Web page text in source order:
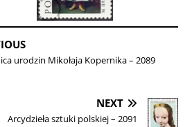
urodzin Mikołaja Kopernika – 2089
NEXT
Arcydzieła sztuki polskiej – 2091